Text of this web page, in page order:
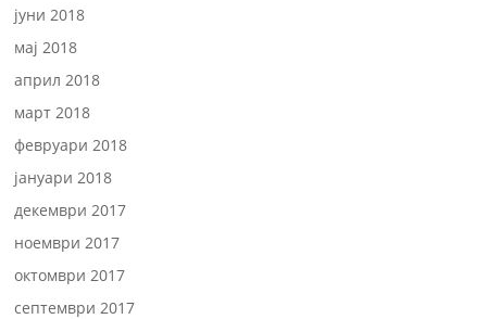
јуни 2018
мај 2018
април 2018
март 2018
февруари 2018
јануари 2018
декември 2017
ноември 2017
октомври 2017
септември 2017